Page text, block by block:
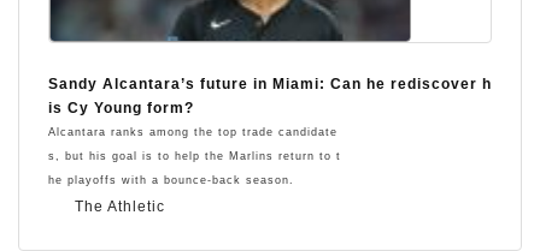
The Athletic
Sandy Alcantara’s future in Miami: Can he rediscover h
is Cy Young form?
Alcantara ranks among the top trade candidate
s, but his goal is to help the Marlins return to t
he playoffs with a bounce-back season.